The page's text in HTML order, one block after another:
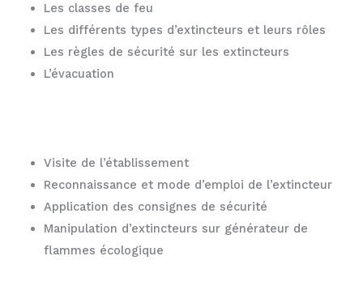
Les classes de feu
Les différents types d’extincteurs et leurs rôles
Les règles de sécurité sur les extincteurs
L’évacuation
Visite de l’établissement
Reconnaissance et mode d’emploi de l’extincteur
Application des consignes de sécurité
Manipulation d’extincteurs sur générateur de
flammes écologique